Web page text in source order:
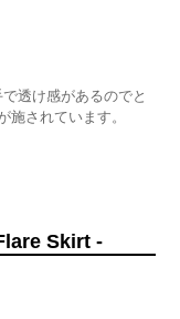
透け感があるのでと
施されています。
Skirt -